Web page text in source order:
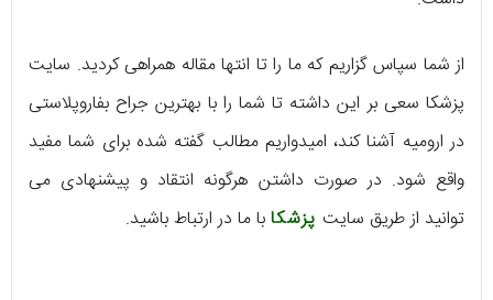
از شما سپاس گزاریم که ما را تا انتها مقاله همراهی کردید. سایت
پزشکا سعی بر این داشته تا شما را با بهترین جراح بفاروپلاستی
در ارومیه آشنا کند، امیدواریم مطالب گفته شده برای شما مفید
واقع شود. در صورت داشتن هرگونه انتقاد و پیشنهادی می
توانید از طریق سایت پزشکابا ما در ارتباط باشید.